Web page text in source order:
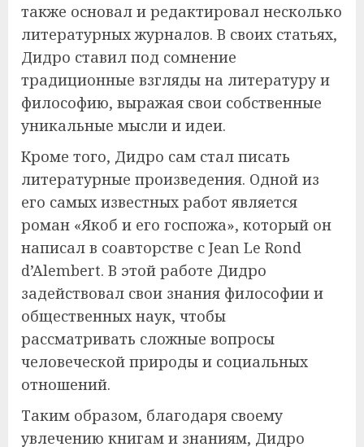
также основал и редактировал несколько
литературных журналов. В своих статьях,
Дидро ставил под сомнение
традиционные взгляды на литературу и
философию, выражая свои собственные
уникальные мысли и идеи.
Кроме того, Дидро сам стал писать
литературные произведения. Одной из
его самых известных работ является
роман «Якоб и его госпожа», который он
написал в соавторстве с Jean Le Rond
d’Alembert. В этой работе Дидро
задействовал свои знания философии и
общественных наук, чтобы
рассматривать сложные вопросы
человеческой природы и социальных
отношений.
Таким образом, благодаря своему
увлечению книгам и знаниям, Дидро